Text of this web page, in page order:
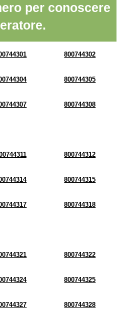
per conoscere
800744302
800744305
800744308
800744312
800744315
800744318
800744322
800744325
800744328